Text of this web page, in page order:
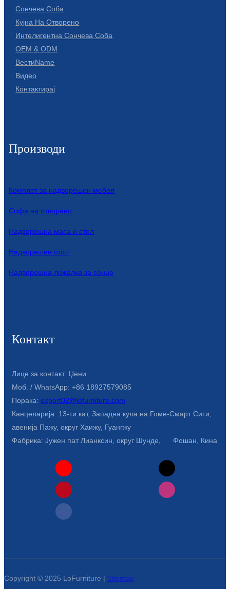
Сончева Соба
Кујна На Отворено
Интелигентна Сончева Соба
OEM & ODM
ВестиName
Видео
Контактирај
Производи
Комплет за надворешен мебел
Софа на отворено
Надворешна маса и стол
Надворешен стол
Надворешна лежалка за сонце
Контакт
Лице за контакт: Џени
Моб. / WhatsApp: +86 18927579085
Порака: export02@lofurniture.com
Канцеларија: 13-ти кат, Западна кула на Гоме-Смарт Сити,
авенија Пажу, округ Хаижу, Гуангжу
Фабрика: Јужен пат Лианксин, округ Шунде, Фошан, Кина
Copyright © 2025 LoFurniture | Sitemap